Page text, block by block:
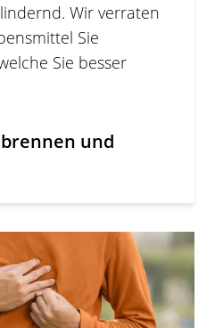
Wir verraten
Sie
Sie besser
und